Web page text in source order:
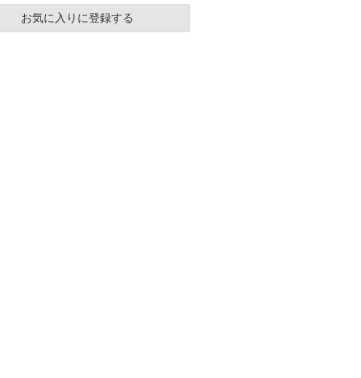
お気に入りに登録する